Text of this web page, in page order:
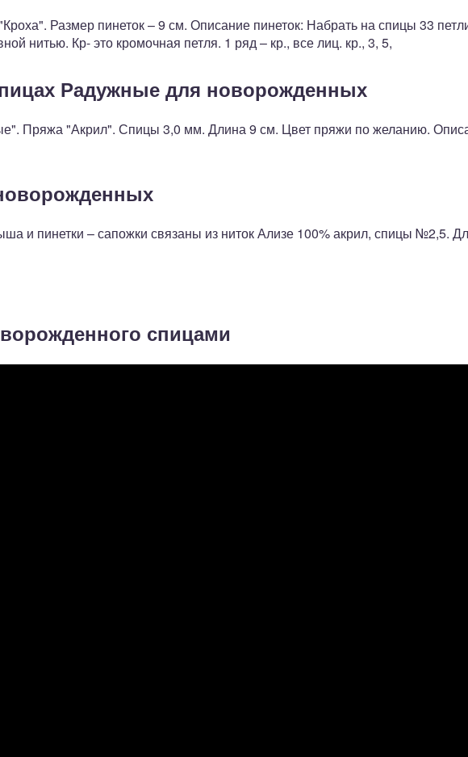
Размер пинеток – 9 см. Описание пинеток: Набрать на спицы 33
нитью. Кр- это кромочная петля. 1 ряд – кр., все лиц. кр., 3, 5,
Радужные для новорожденных
Пряжа "Акрил". Спицы 3,0 мм. Длина 9 см. Цвет пряжи по желанию.
и пинетки – сапожки связаны из ниток Ализе 100% акрил, спицы №2,5.
спицами